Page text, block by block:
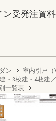
ン受発注資
ン
室内引戸（
・3枚建・4枚建
一覧表